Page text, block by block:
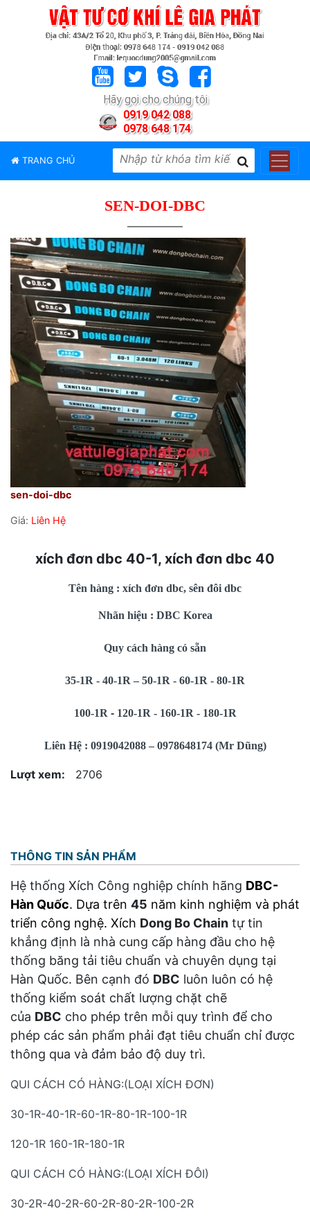
Hãy gọi cho chúng tôi
0919 042 088
0978 648 174
TRANG CHỦ
PHẨM
HIỆU
LIÊN
HỆ
SEN-DOI-DBC
sen-doi-dbc
Giá: Liên Hệ
xích đơn dbc 40-1, xích đơn dbc 40
Tên hàng : xích đơn dbc, sên đôi dbc
Nhãn hiệu : DBC Korea
Quy cách hàng có sẵn
35-1R - 40-1R – 50-1R - 60-1R - 80-1R
100-1R - 120-1R - 160-1R - 180-1R
Liên Hệ : 0919042088 – 0978648174 (Mr Dũng)
Lượt xem: 2706
THÔNG TIN SẢN PHẨM
Hệ thống Xích Công nghiệp chính hãng DBC-
Hàn Quốc. Dựa trên 45 năm kinh nghiệm và phát
triển công nghệ. Xích Dong Bo Chain tự tin
khẳng định là nhà cung cấp hàng đầu cho hệ
thống băng tải tiêu chuẩn và chuyên dụng tại
Hàn Quốc. Bên cạnh đó DBC luôn luôn có hệ
thống kiểm soát chất lượng chặt chẽ
của DBC cho phép trên mỗi quy trình để cho
phép các sản phẩm phải đạt tiêu chuẩn chỉ được
thông qua và đảm bảo độ duy trì.
QUI CÁCH CÓ HÀNG:(LOẠI XÍCH ĐƠN)
30-1R-40-1R-60-1R-80-1R-100-1R
120-1R 160-1R-180-1R
QUI CÁCH CÓ HÀNG:(LOẠI XÍCH ĐÔI)
30-2R-40-2R-60-2R-80-2R-100-2R